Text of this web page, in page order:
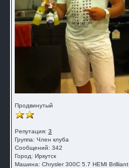
Продвинутый
Репутация: 3
Группа: Член клуба
Сообщений: 342
Город: Иркутск
Машина: Chrysler 300C 5.7 HEMI Brilliant